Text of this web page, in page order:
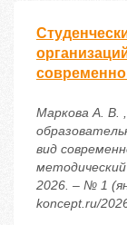
Маркова А. В.
вид
2026. – № 1
koncept.ru/